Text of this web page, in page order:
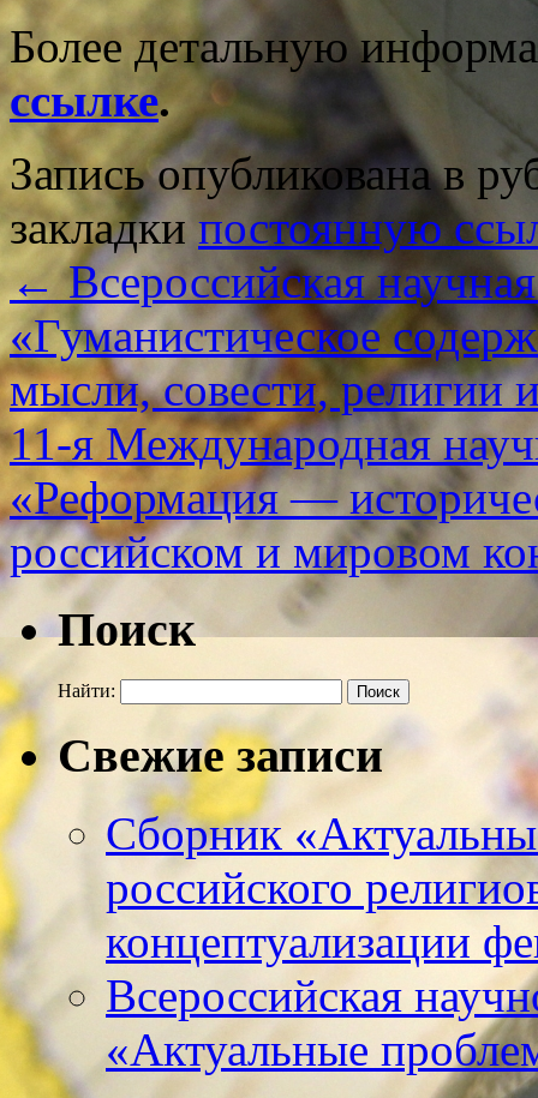
Более детальную
ссылке.
Запись опубликована в
закладкипостоянную
← Всероссийская
«Гуманистическое
мысли, совести, религии
11-я Международная
«Реформация —
российском и мировом
Поиск
Найти:
Свежие записи
Сборник
российского
концептуализации
Всероссийская
«Актуальные